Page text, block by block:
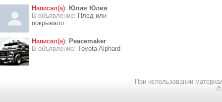
Написал(а): Юлия Юлия
В объявление: Плед или
покрывало
Написал(а): Peacemaker
В объявление: Toyota Alphard
При использовании